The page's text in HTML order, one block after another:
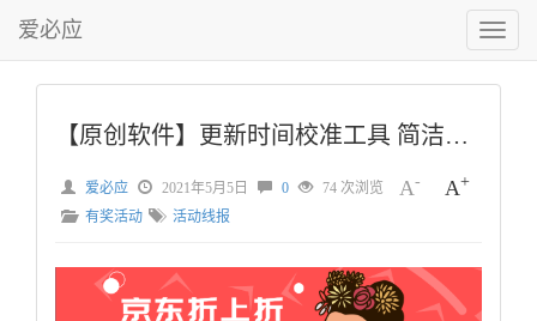
切
换
菜
爱必应
【原创软件】更新时间校准工具 简洁界面 支持毫秒级
A- A+
爱必应 2021年5月5日 0
74 次浏览
有奖活动
活动线报